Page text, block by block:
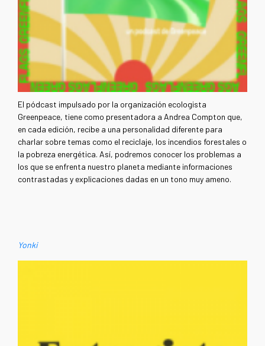
El pódcast impulsado por la organización ecologista
Greenpeace, tiene como presentadora a Andrea Compton que,
en cada edición, recibe a una personalidad diferente para
charlar sobre temas como el reciclaje, los incendios forestales o
la pobreza energética. Así, podremos conocer los problemas a
los que se enfrenta nuestro planeta mediante informaciones
contrastadas y explicaciones dadas en un tono muy ameno.
Yonki